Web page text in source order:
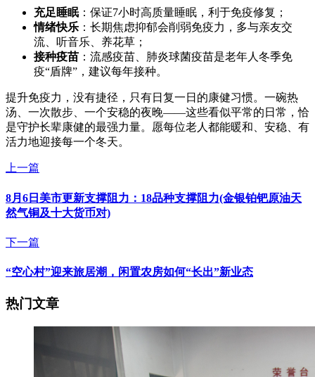
充足睡眠：保证7小时高质量睡眠，利于免疫修复；
情绪快乐 ：长期焦虑抑郁会削弱免疫力，多与亲友交
流、听音乐、养花草；
接种疫苗 ：流感疫苗、肺炎球菌疫苗是老年人冬季免
疫“盾牌”，建议每年接种。
提升免疫力，没有捷径，只有日复一日的康健习惯。一碗热
汤、一次散步、一个安稳的夜晚——这些看似平常的日常，恰
是守护长辈康健的最强力量。愿每位老人都能暖和、安稳、有
活力地迎接每一个冬天。
上一篇
8月6日美市更新支撑阻力：18品种支撑阻力(金银铂钯原油天
然气铜及十大货币对)
下一篇
“空心村”迎来旅居潮，闲置农房如何“长出”新业态
热门文章